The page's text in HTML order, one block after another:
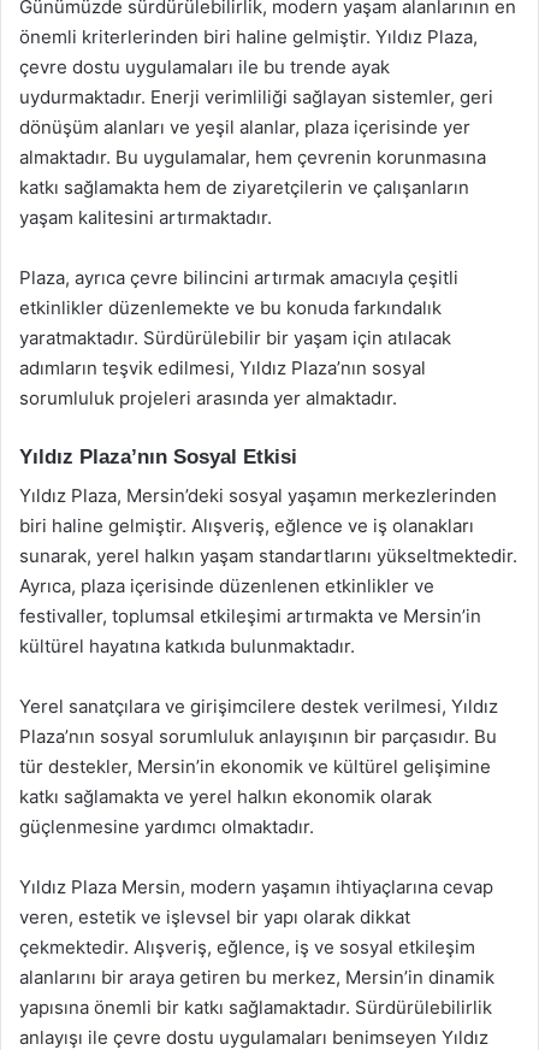
Günümüzde sürdürülebilirlik, modern yaşam alanlarının en
önemli kriterlerinden biri haline gelmiştir. Yıldız Plaza,
çevre dostu uygulamaları ile bu trende ayak
uydurmaktadır. Enerji verimliliği sağlayan sistemler, geri
dönüşüm alanları ve yeşil alanlar, plaza içerisinde yer
almaktadır. Bu uygulamalar, hem çevrenin korunmasına
katkı sağlamakta hem de ziyaretçilerin ve çalışanların
yaşam kalitesini artırmaktadır.
Plaza, ayrıca çevre bilincini artırmak amacıyla çeşitli
etkinlikler düzenlemekte ve bu konuda farkındalık
yaratmaktadır. Sürdürülebilir bir yaşam için atılacak
adımların teşvik edilmesi, Yıldız Plaza’nın sosyal
sorumluluk projeleri arasında yer almaktadır.
Yıldız Plaza’nın Sosyal Etkisi
Yıldız Plaza, Mersin’deki sosyal yaşamın merkezlerinden
biri haline gelmiştir. Alışveriş, eğlence ve iş olanakları
sunarak, yerel halkın yaşam standartlarını yükseltmektedir.
Ayrıca, plaza içerisinde düzenlenen etkinlikler ve
festivaller, toplumsal etkileşimi artırmakta ve Mersin’in
kültürel hayatına katkıda bulunmaktadır.
Yerel sanatçılara ve girişimcilere destek verilmesi, Yıldız
Plaza’nın sosyal sorumluluk anlayışının bir parçasıdır. Bu
tür destekler, Mersin’in ekonomik ve kültürel gelişimine
katkı sağlamakta ve yerel halkın ekonomik olarak
güçlenmesine yardımcı olmaktadır.
Yıldız Plaza Mersin, modern yaşamın ihtiyaçlarına cevap
veren, estetik ve işlevsel bir yapı olarak dikkat
çekmektedir. Alışveriş, eğlence, iş ve sosyal etkileşim
alanlarını bir araya getiren bu merkez, Mersin’in dinamik
yapısına önemli bir katkı sağlamaktadır. Sürdürülebilirlik
anlayışı ile çevre dostu uygulamaları benimseyen Yıldız